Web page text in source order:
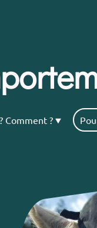
Comment ?